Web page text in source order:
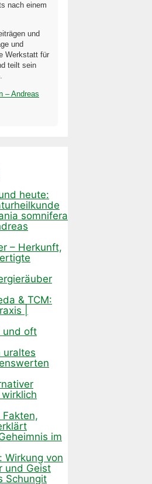
nach einem
und
und
Werkstatt für
teilt sein
– Andreas
heute:
somnifera
– Herkunft,
& TCM:
|
und oft
uraltes
im
Wirkung von
und Geist
Schungit